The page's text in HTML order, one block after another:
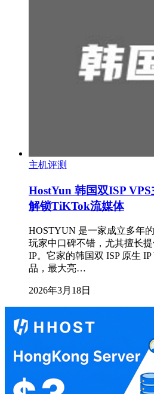
主机评测
HostYun 韩国双ISP
解锁TiKTok流媒体
HOSTYUN 是一家成立多年
玩家中口碑不错，尤其擅长
IP。它家的韩国双 ISP 原生
品，最大亮…
2026年3月18日